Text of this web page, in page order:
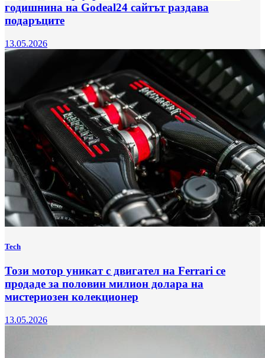
годишнина на Godeal24 сайтът раздава
подаръците
13.05.2026
Tech
Този мотор уникат с двигател на Ferrari се
продаде за половин милион долара на
мистериозен колекционер
13.05.2026